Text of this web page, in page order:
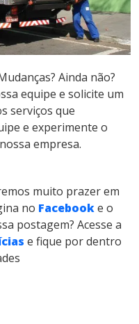
Ainda não?
equipe e solicite um
serviços que
e experimente o
empresa.
muito prazer em
no Facebooke o
postagem? Acesse a
e fique por dentro